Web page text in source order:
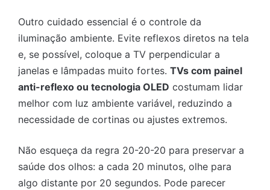
Outro cuidado essencial é o controle da
iluminação ambiente. Evite reflexos diretos na tela
e, se possível, coloque a TV perpendicular a
janelas e lâmpadas muito fortes. TVs com painel
anti-reflexo ou tecnologia OLED costumam lidar
melhor com luz ambiente variável, reduzindo a
necessidade de cortinas ou ajustes extremos.
Não esqueça da regra 20-20-20 para preservar a
saúde dos olhos: a cada 20 minutos, olhe para
algo distante por 20 segundos. Pode parecer